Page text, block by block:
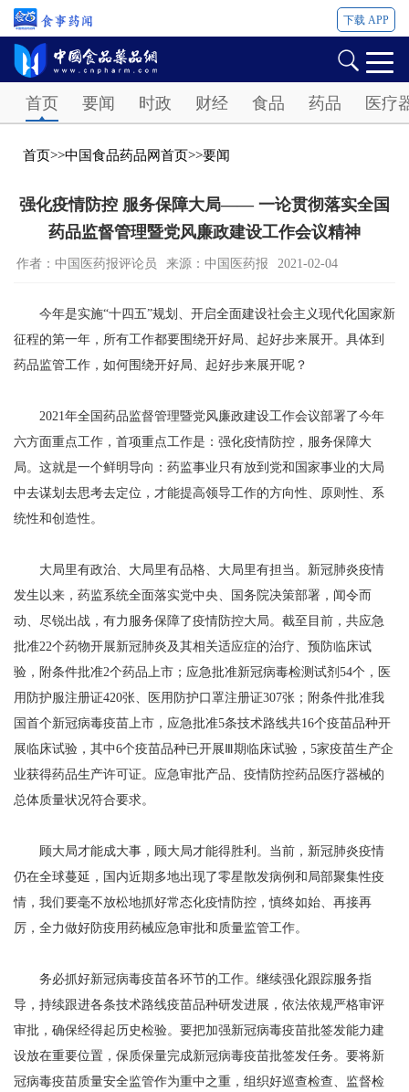
下载 APP
首页 要闻 时政 财经 食品 药品 医疗
首页>>中国食品药品网首页>>要闻
强化疫情防控 服务保障大局—— 一论贯彻落实全国
药品监督管理暨党风廉政建设工作会议精神
作者：中国医药报评论员 来源：中国医药报 2021-02-04
今年是实施“十四五”规划、开启全面建设社会主义现代化国家新
征程的第一年，所有工作都要围绕开好局、起好步来展开。具体到
药品监管工作，如何围绕开好局、起好步来展开呢？
2021年全国药品监督管理暨党风廉政建设工作会议部署了今年
六方面重点工作，首项重点工作是：强化疫情防控，服务保障大
局。这就是一个鲜明导向：药监事业只有放到党和国家事业的大局
中去谋划去思考去定位，才能提高领导工作的方向性、原则性、系
统性和创造性。
大局里有政治、大局里有品格、大局里有担当。新冠肺炎疫情
发生以来，药监系统全面落实党中央、国务院决策部署，闻令而
动、尽锐出战，有力服务保障了疫情防控大局。截至目前，共应急
批准22个药物开展新冠肺炎及其相关适应症的治疗、预防临床试
验，附条件批准2个药品上市；应急批准新冠病毒检测试剂54个，医
用防护服注册证420张、医用防护口罩注册证307张；附条件批准我
国首个新冠病毒疫苗上市，应急批准5条技术路线共16个疫苗品种开
展临床试验，其中6个疫苗品种已开展Ⅲ期临床试验，5家疫苗生产企
业获得药品生产许可证。应急审批产品、疫情防控药品医疗器械的
总体质量状况符合要求。
顾大局才能成大事，顾大局才能得胜利。当前，新冠肺炎疫情
仍在全球蔓延，国内近期多地出现了零星散发病例和局部聚集性疫
情，我们要毫不放松地抓好常态化疫情防控，慎终如始、再接再
厉，全力做好防疫用药械应急审批和质量监管工作。
务必抓好新冠病毒疫苗各环节的工作。继续强化跟踪服务指
导，持续跟进各条技术路线疫苗品种研发进展，依法依规严格审评
审批，确保经得起历史检验。要把加强新冠病毒疫苗批签发能力建
设放在重要位置，保质保量完成新冠病毒疫苗批签发任务。要将新
冠病毒疫苗质量安全监管作为重中之重，组织好巡查检查、监督检